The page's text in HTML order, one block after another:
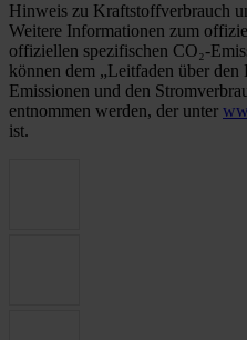
Hinweis zu Kraftstoffverbrauch
Weitere Informationen zum
offiziellen spezifischen CO₂-
können dem „Leitfaden über
Emissionen und den
entnommen werden, der unter
ist.